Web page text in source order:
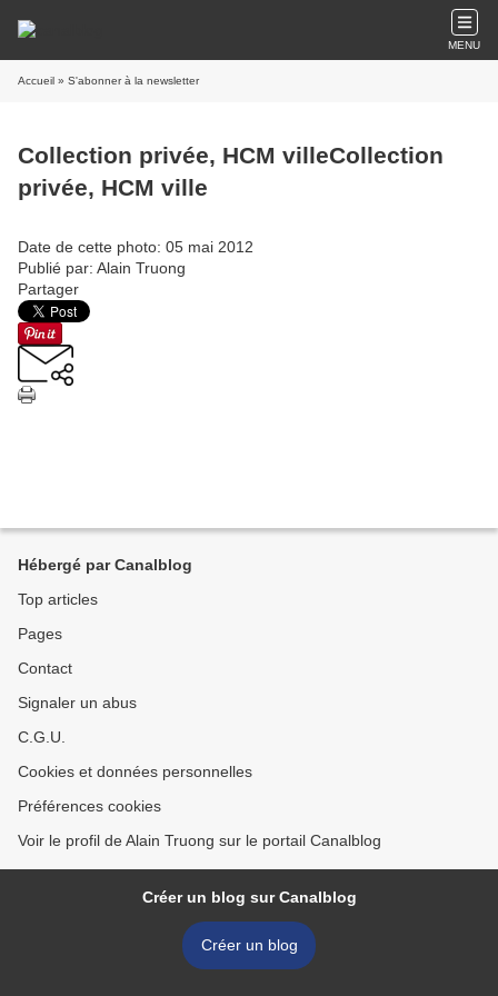
MENU
Accueil » S'abonner à la newsletter
Collection privée, HCM villeCollection
privée, HCM ville
Date de cette photo: 05 mai 2012
Publié par: Alain Truong
Partager
Hébergé par Canalblog
Top articles
Pages
Contact
Signaler un abus
C.G.U.
Cookies et données personnelles
Préférences cookies
Voir le profil de Alain Truong sur le portail Canalblog
Créer un blog sur Canalblog
Créer un blog